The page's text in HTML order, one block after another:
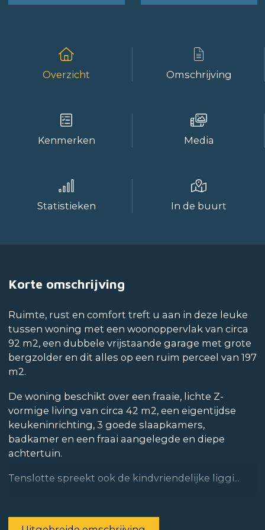
Overzicht Omschrijving
Kenmerken Media
Statistieken In de buurt
Korte omschrijving
Ruimte, rust en comfort treft u aan in deze leuke
tussen woning met een woonoppervlak van circa
92 m2, een dubbele vrijstaande garage met grote
bergzolder en dit alles op een ruim perceel van 197
m2.
De woning beschikt over een fraaie, lichte Z-
vormige living van circa 42 m2, een eigentijdse
keukeninrichting, 3 goede slaapkamers,
badkamer en een fraai aangelegde en diepe
achtertuin.
Tenslotte spreekt ook de kindvriendelijke liggi...